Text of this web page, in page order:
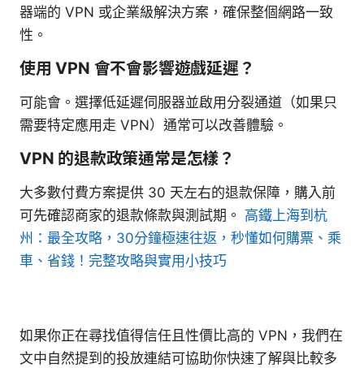
器端的 VPN 或企業級解決方案，確保整個網路一致
性。
使用 VPN 會不會影響遊戲延遲？
可能會。選擇低延遲伺服器並啟用分裂通道（如果只
需要特定應用走 VPN）通常可以改善體驗。
VPN 的退款政策通常是怎樣？
大多數付費方案提供 30 天左右的退款保障，購入前
可先確認商家的退款條款與測試期。 高鐵上海到杭
州：最全攻略，30分鐘極速往返，秒懂如何購票、乘
車、省錢！完整攻略與實用小技巧
如果你正在尋找值得信任且性價比高的 VPN，我們在
文中自然提到的投放連結可協助你快速了解與比較多